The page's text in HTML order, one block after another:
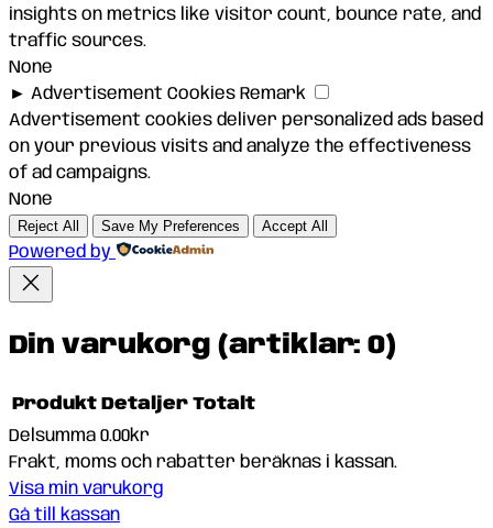
insights on metrics like visitor count, bounce rate, and
traffic sources.
None
► Advertisement Cookies Remark
Advertisement cookies deliver personalized ads based
on your previous visits and analyze the effectiveness
of ad campaigns.
None
Reject All Save My Preferences Accept All
Powered by
Din varukorg (artiklar: 0)
Produkter
i
Produkt Detaljer Totalt
Delsumma 0.00kr
Frakt, moms och rabatter beräknas i kassan.
Visa min varukorg
Gå till kassan